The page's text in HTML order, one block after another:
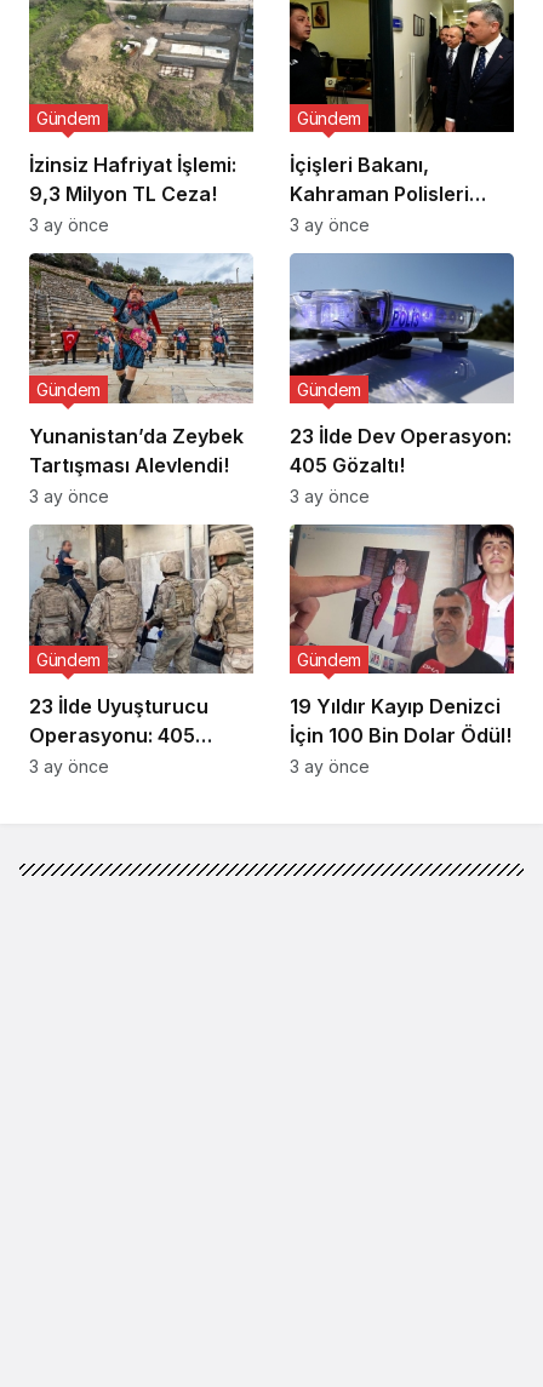
İzinsiz Hafriyat İşlemi:
9,3 Milyon TL Ceza!
Gündem
3 ay önce
İçişleri Bakanı,
Kahraman Polisleri
Ziyaret Etti
Gündem
3 ay önce
Yunanistan’da Zeybek
Tartışması Alevlendi!
Gündem
3 ay önce
23 İlde Dev Operasyon:
405 Gözaltı!
Gündem
3 ay önce
23 İlde Uyuşturucu
Operasyonu: 405
Gözaltı!
Gündem
3 ay önce
19 Yıldır Kayıp Denizci
İçin 100 Bin Dolar Ödül!
Gündem
3 ay önce